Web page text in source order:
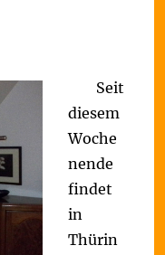
Seit
diesem
Woche
nende
findet
in
Thürin